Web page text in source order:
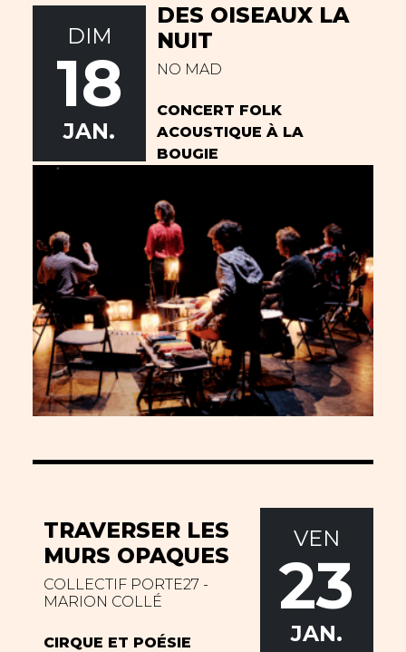
DES OISEAUX LA
NUIT
NO MAD
CONCERT FOLK
ACOUSTIQUE À LA
BOUGIE
DIM
18
JAN.
TRAVERSER LES
MURS OPAQUES
COLLECTIF PORTE27 -
MARION COLLÉ
CIRQUE ET POÉSIE
VEN
23
JAN.